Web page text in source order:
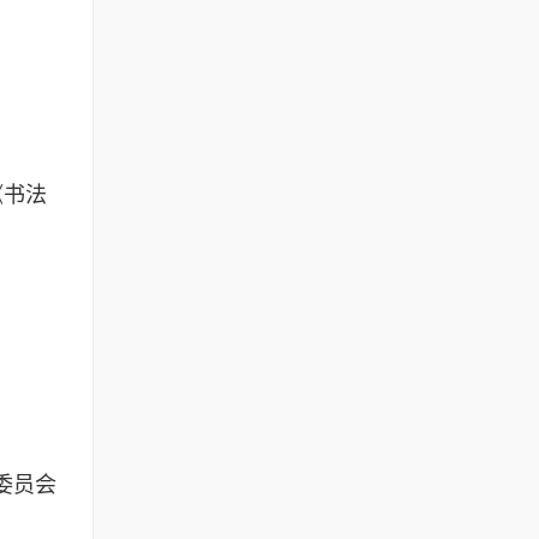
法
员会